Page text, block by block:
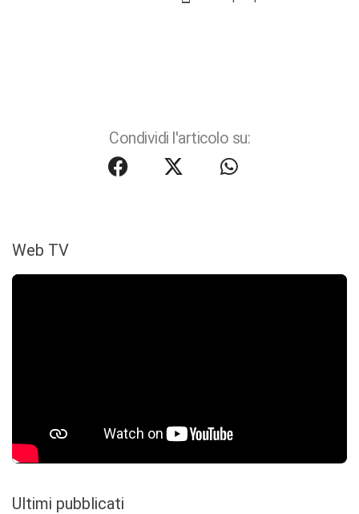
Condividi l'articolo su:
Web TV
Ultimi pubblicati